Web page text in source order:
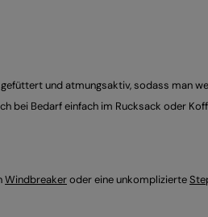
und atmungsaktiv, sodass man
Bedarf einfach im Rucksack oder
Windbreakeroder eine unkomplizierte